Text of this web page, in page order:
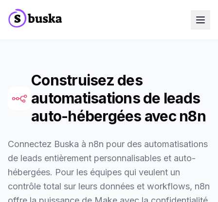
Équipes Sales
Équipes Growth
Découvrir Eko
NEW
Essai gratuit
Construisez des
automatisations de leads
auto-hébergées avec n8n
Connectez Buska à n8n pour des automatisations
de leads entièrement personnalisables et auto-
hébergées. Pour les équipes qui veulent un
contrôle total sur leurs données et workflows, n8n